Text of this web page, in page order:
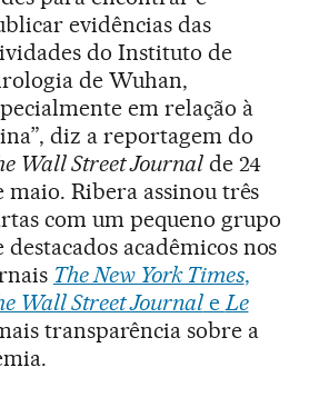
evidências das
do Instituto de
de Wuhan,
em relação à
diz a reportagem do
Wall Street Journalde 24
maio. Ribera assinou três
com um pequeno grupo
destacados acadêmicos nos
The New York Times,
Wall Street JournaleLe
transparência sobre a